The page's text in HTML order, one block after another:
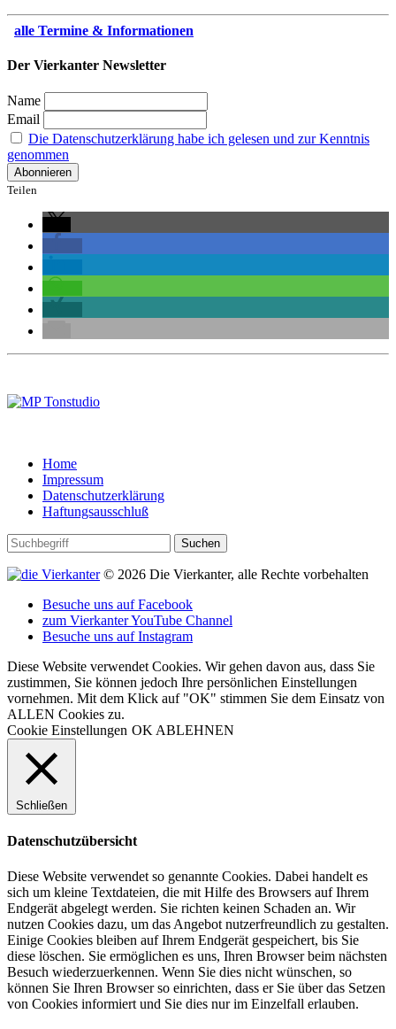
alle Termine & Informationen
Der Vierkanter Newsletter
Name
Email
Die Datenschutzerklärung habe ich gelesen und zur Kenntnis
genommen
Teilen
Home
Impressum
Datenschutzerklärung
Haftungsausschluß
© 2026 Die Vierkanter, alle Rechte vorbehalten
Besuche uns auf Facebook
zum Vierkanter YouTube Channel
Besuche uns auf Instagram
Diese Website verwendet Cookies. Wir gehen davon aus, dass Sie
zustimmen, Sie können jedoch Ihre persönlichen Einstellungen
vornehmen. Mit dem Klick auf "OK" stimmen Sie dem Einsatz von
ALLEN Cookies zu.
Cookie Einstellungen OK ABLEHNEN
Schließen
Datenschutzübersicht
Diese Website verwendet so genannte Cookies. Dabei handelt es
sich um kleine Textdateien, die mit Hilfe des Browsers auf Ihrem
Endgerät abgelegt werden. Sie richten keinen Schaden an. Wir
nutzen Cookies dazu, um das Angebot nutzerfreundlich zu gestalten.
Einige Cookies bleiben auf Ihrem Endgerät gespeichert, bis Sie
diese löschen. Sie ermöglichen es uns, Ihren Browser beim nächsten
Besuch wiederzuerkennen. Wenn Sie dies nicht wünschen, so
können Sie Ihren Browser so einrichten, dass er Sie über das Setzen
von Cookies informiert und Sie dies nur im Einzelfall erlauben.